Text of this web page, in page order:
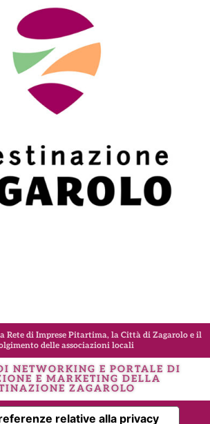
Rete di Imprese Pitartima, la Città di Zagarolo e il
delle associazioni locali
NETWORKING E PORTALE DI
E MARKETING DELLA
ZAGAROLO
relative alla privacy